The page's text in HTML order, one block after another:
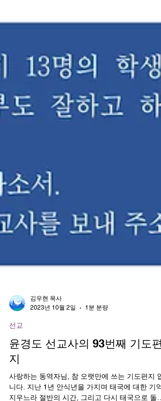
김우현 목사
2023년 10월 2일
1분 분량
선교
윤경도 선교사의 93번째 기도편